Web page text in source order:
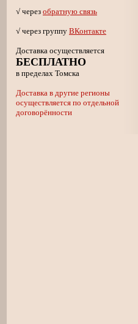
√ через обратную связь
√ через группу ВКонтакте
Доставка осуществляется
БЕСПЛАТНО
в пределах Томска
Доставка в другие регионы
осуществляется по отдельной
договорённости